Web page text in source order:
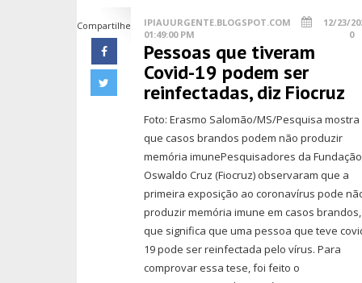
Compartilhe IPIAUURGENTE.BLOGSPOT.COM
12/23/
01:49:00 PM
0
Pessoas que tiveram
Covid-19 podem ser
reinfectadas, diz Fiocruz
Foto: Erasmo Salomão/MS/Pesquisa mostra
que casos brandos podem não produzir
memória imunePesquisadores da Fundação
Oswaldo Cruz (Fiocruz) observaram que a
primeira exposição ao coronavírus pode
produzir memória imune em casos
que significa que uma pessoa que teve
19 pode ser reinfectada pelo vírus. Para
comprovar essa tese, foi feito o